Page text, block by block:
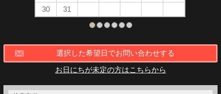
30
31
選択した希望日でお問い合わせする
お日にちが未定の方はこちらから